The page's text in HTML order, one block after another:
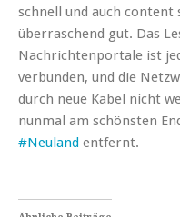
schnell und auch
überraschend gut. Das
Nachrichtenportale ist
verbunden, und die
durch neue Kabel nicht
nunmal am schönsten
#Neuland entfernt.